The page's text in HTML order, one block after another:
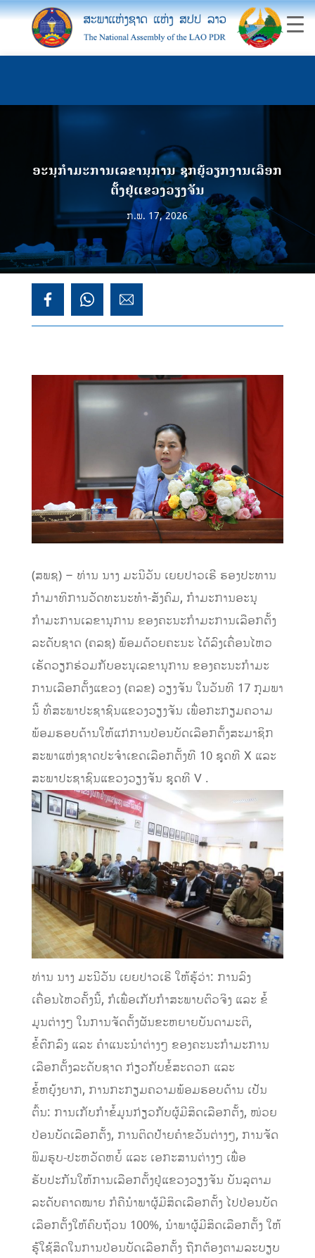
ອະນຸກຳມະການເລຂານຸການ ຊຸກຍູ້ວຽກງານເລືອກ
ຕັ້ງຢູ່ແຂວງວຽງຈັນ
ກ.ພ. 17, 2026
(ສພຊ) – ທ່ານ ນາງ ມະນີວັນ ເຍຍປາວເຮີ ຮອງປະທານ
ກຳມາທິການວັດທະນະທຳ-ສັງຄົມ, ກຳມະການອະນຸ
ກຳມະການເລຂານຸການ ຂອງຄະນະກຳມະການເລືອກຕັ້ງ
ລະດັບຊາດ (ຄລຊ) ພ້ອມດ້ວຍຄະນະ ໄດ້ລົງເຄື່ອນໄຫວ
ເຮັດວຽກຮ່ວມກັບອະນຸເລຂານຸການ ຂອງຄະນະກໍາມະ
ການເລືອກຕັ້ງແຂວງ (ຄລຂ) ວຽງຈັນ ໃນວັນທີ 17 ກຸມພາ
ນີ້ ທີ່ສະພາປະຊາຊົນແຂວງວຽງຈັນ ເພື່ອກະກຽມຄວາມ
ພ້ອມຮອບດ້ານໃຫ້ແກ່ການປ່ອນບັດເລືອກຕັ້ງສະມາຊິກ
ສະພາແຫ່ງຊາດປະຈຳເຂດເລືອກຕັ້ງທີ 10 ຊຸດທີ X ແລະ
ສະພາປະຊາຊົນແຂວງວຽງຈັນ ຊຸດທີ V .
ທ່ານ ນາງ ມະນີວັນ ເຍຍປາວເຮີ ໃຫ້ຮູ້ວ່າ: ການລົງ
ເຄື່ອນໄຫວຄັ້ງນີ້, ກໍເພື່ອເກັບກໍາສະພາບຕົວຈິງ ແລະ ຂໍ້
ມູນຕ່າງໆ ໃນການຈັດຕັ້ງຜັນຂະຫຍາຍບັນດາມະຕິ,
ຂໍ້ຕົກລົງ ແລະ ຄໍາແນະນໍາຕ່າງໆ ຂອງຄະນະກໍາມະການ
ເລືອກຕັ້ງລະດັບຊາດ ກ່ຽວກັບຂໍ້ສະດວກ ແລະ
ຂໍ້ຫຍຸ້ງຍາກ, ການກະກຽມຄວາມພ້ອມຮອບດ້ານ ເປັນ
ຕົ້ນ: ການເກັບກໍາຂໍ້ມູນກ່ຽວກັບຜູ້ມີສິດເລືອກຕັ້ງ, ໜ່ວຍ
ປ່ອນບັດເລືອກຕັ້ງ, ການຕິດປ້າຍຄໍາຂວັນຕ່າງໆ, ການຈັດ
ພິມຮູບ-ປະຫວັດຫຍໍ້ ແລະ ເອກະສານຕ່າງໆ ເພື່ອ
ຮັບປະກັນໃຫ້ການເລືອກຕັ້ງຢູ່ແຂວງວຽງຈັນ ບັນລຸຕາມ
ລະດັບຄາດໝາຍ ກໍຄືນໍາພາຜູ້ມີສິດເລືອກຕັ້ງ ໄປປ່ອນບັດ
ເລືອກຕັ້ງໃຫ້ຄົບຖ້ວນ 100%, ນໍາພາຜູ້ມີສິດເລືອກຕັ້ງ ໃຫ້
ຮູ້ໃຊ້ສິດໃນການປ່ອນບັດເລືອກຕັ້ງ ຖືກຕ້ອງຕາມລະບຽບ